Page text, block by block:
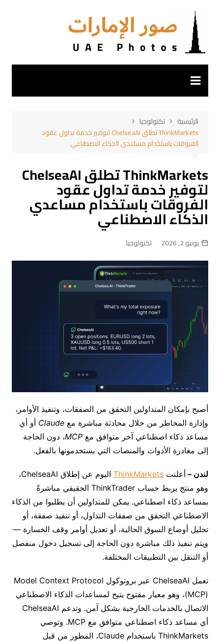
المحتوى
الرئيسية
تكنولوجيا
ThinkMarkets تطلق ChelseaAI لتوفير خدمة تداول عقود
الفروقات باستخدام مساعدي الذكاء الاصطناعي
ThinkMarkets تطلق ChelseaAI
لتوفير خدمة تداول عقود
الفروقات باستخدام مساعدي
الذكاء الاصطناعي
يونيو 2, 2026 تكنولوجيا
أصبح بإمكان المتداولين التحقق من الصفقات، وتنفيذ الأوامر،
وإدارة المخاطر من خلال محادثة مباشرة مع Claude أو أي
مساعد ذكاء اصطناعي آخر متوافق مع MCP، دون الحاجة
إلى مغادرة الأدوات والمنصات التي يستخدمونها بالفعل.
لندن – أعلنت ThinkMarketsاليوم عن إطلاق ChelseaAI،
وهو منتج يربط حساب ThinkTraderالحقيقي مباشرةً
بمساعد ذكاء اصطناعي. يمكن للمتداولين أن يطلبوا من الذكاء
الاصطناعي التحقق من صفقات التداول، أو تنفيذ صفقة، أو
تحليل أوضاع السوق الحالية، أو تعديل أوامر وقف الخسارة —
ويتم تنفيذ ذلك مباشرة دون الحاجة إلى تسجيل دخول منفصل
أو التنقل بين التطبيقات المختلفة.
تعمل ChelseaAI عبر بروتوكول Model Context Protocol
‏(MCP)
، وهو معيار مفتوح يتيح لمساعدات الذكاء الاصطناعي
الاتصال بالخدمات الخارجية بشكل آمن. وتدعم ChelseaAI
أي مساعد ذكاء اصطناعي متوافق مع MCP. وتوصي
ThinkMarketsباستخدام Claude، المطور من قبل